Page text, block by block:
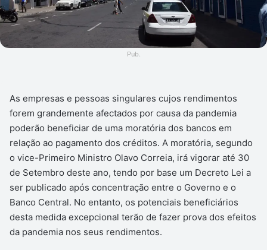
Pub.
As empresas e pessoas singulares cujos rendimentos
forem grandemente afectados por causa da pandemia
poderão beneficiar de uma moratória dos bancos em
relação ao pagamento dos créditos. A moratória, segundo
o vice-Primeiro Ministro Olavo Correia, irá vigorar até 30
de Setembro deste ano, tendo por base um Decreto Lei a
ser publicado após concentração entre o Governo e o
Banco Central. No entanto, os potenciais beneficiários
desta medida excepcional terão de fazer prova dos efeitos
da pandemia nos seus rendimentos.